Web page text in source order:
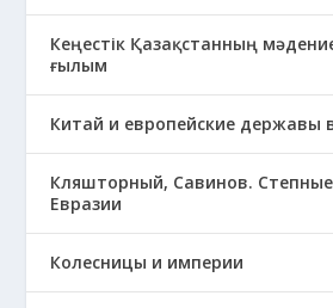
Кеңестік Қазақстанның
ғылым
Китай и европейские державы
Кляшторный, Савинов.
Евразии
Колесницы и империи